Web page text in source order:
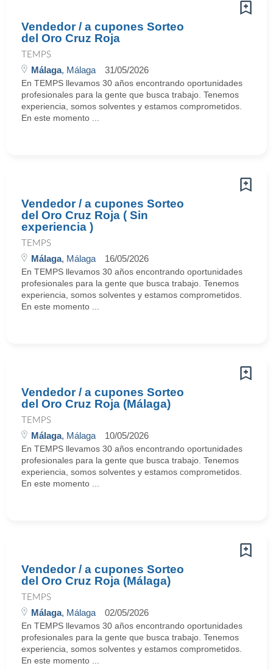
Vendedor / a cupones Sorteo
del Oro Cruz Roja
TEMPS
Málaga, Málaga 31/05/2026
En TEMPS llevamos 30 años encontrando oportunidades
profesionales para la gente que busca trabajo. Tenemos
experiencia, somos solventes y estamos comprometidos.
En este momento ...
Vendedor / a cupones Sorteo
del Oro Cruz Roja ( Sin
experiencia )
TEMPS
Málaga, Málaga 16/05/2026
En TEMPS llevamos 30 años encontrando oportunidades
profesionales para la gente que busca trabajo. Tenemos
experiencia, somos solventes y estamos comprometidos.
En este momento ...
Vendedor / a cupones Sorteo
del Oro Cruz Roja (Málaga)
TEMPS
Málaga, Málaga 10/05/2026
En TEMPS llevamos 30 años encontrando oportunidades
profesionales para la gente que busca trabajo. Tenemos
experiencia, somos solventes y estamos comprometidos.
En este momento ...
Vendedor / a cupones Sorteo
del Oro Cruz Roja (Málaga)
TEMPS
Málaga, Málaga 02/05/2026
En TEMPS llevamos 30 años encontrando oportunidades
profesionales para la gente que busca trabajo. Tenemos
experiencia, somos solventes y estamos comprometidos.
En este momento ...